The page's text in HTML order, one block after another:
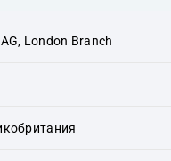
AG, London Branch